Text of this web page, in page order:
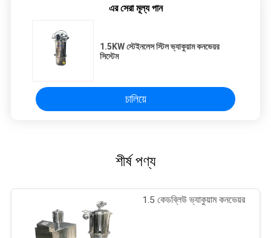
এর সেরা মূল্য পান
1.5KW স্টেইনলেস স্টিল ভ্যাকুয়াম কনভেয়র
সিস্টেম
চালিয়ে
শীর্ষ পণ্য
1.5 কেডব্লিউ ভ্যাকুয়াম কনভেয়র